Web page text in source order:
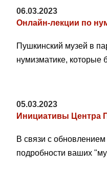
06.03.2023
Онлайн-лекции по
Пушкинский музей в
нумизматике, которые
05.03.2023
Инициативы Центра
В связи с
подробности ваших